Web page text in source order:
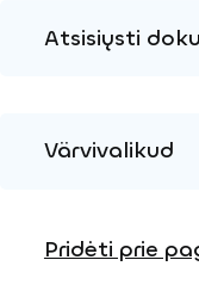
Atsisiųsti
3D DWG
Värvivalikud
Pridėti prie